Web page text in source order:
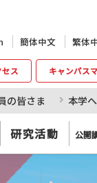
簡体中文 繁体
セス キャンパス
の皆さま 本学
研究活動 公開